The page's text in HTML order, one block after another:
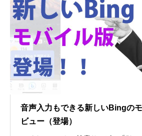
音声入力もできる新しいBingの
ビュー（登場）